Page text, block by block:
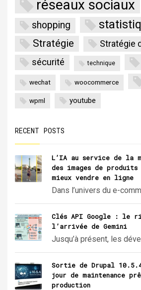
réseaux sociaux
shopping
Stratégie Stratégie
sécurité technique
wechat woocommerce
wpml youtube
RECENT POSTS
L’IA au service de la
des images de
mieux vendre en ligne
Dans l’univers du e-
Clés API Google : le
l’arrivée de Gemini
Jusqu’à présent, les
Sortie de Drupal
jour de maintenance
production